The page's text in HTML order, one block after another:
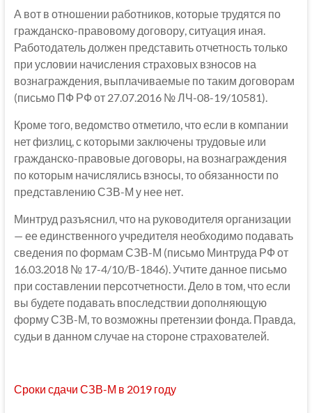
А вот в отношении работников, которые трудятся по
гражданско-правовому договору, ситуация иная.
Работодатель должен представить отчетность только
при условии начисления страховых взносов на
вознаграждения, выплачиваемые по таким договорам
(письмо ПФ РФ от 27.07.2016 № ЛЧ-08-19/10581).
Кроме того, ведомство отметило, что если в компании
нет физлиц, с которыми заключены трудовые или
гражданско-правовые договоры, на вознаграждения
по которым начислялись взносы, то обязанности по
представлению СЗВ-М у нее нет.
Минтруд разъяснил, что на руководителя организации
— ее единственного учредителя необходимо подавать
сведения по формам СЗВ-М (письмо Минтруда РФ от
16.03.2018 № 17-4/10/В-1846). Учтите данное письмо
при составлении персотчетности. Дело в том, что если
вы будете подавать впоследствии дополняющую
форму СЗВ-М, то возможны претензии фонда. Правда,
судьи в данном случае на стороне страхователей.
Сроки сдачи СЗВ-М в 2019 году